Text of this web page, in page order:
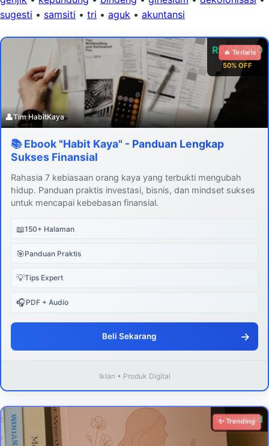
sugesti • samsiti • tri • aguk • akuntansi
Rp 99.000
50% OFF
🔥 Terlaris
👤Tim HabitKaya
📚 Ebook "Habit Kaya" - Panduan Lengkap
Sukses Finansial
Rahasia 7 kebiasaan orang kaya yang terbukti mengubah
hidup. Panduan praktis investasi, bisnis, dan mindset sukses
untuk mencapai kebebasan finansial.
📖150+ Halaman
🎯Panduan Praktis
💡Tips Expert
🎧PDF + Audio
Beli Sekarang →
Iklan • Produk Digital
Download
✨ Trending